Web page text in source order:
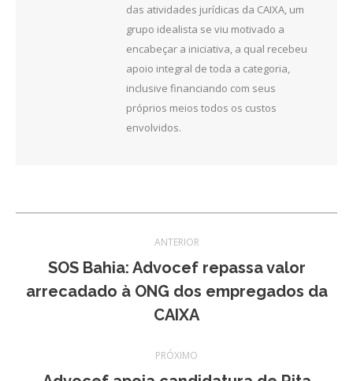
das atividades jurídicas da CAIXA, um
grupo idealista se viu motivado a
encabeçar a iniciativa, a qual recebeu
apoio integral de toda a categoria,
inclusive financiando com seus
próprios meios todos os custos
envolvidos.
de
post:
ANTERIOR
Post
anterior:
SOS Bahia: Advocef repassa valor
arrecadado à ONG dos empregados da
CAIXA
PRÓXIMO